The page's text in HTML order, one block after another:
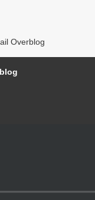
Overblog